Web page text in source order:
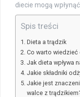
diecie mogą
Spis treści
Dieta a trądzik
Co warto wiedzieć
Jak dieta wpływa
Jakie składniki
Jakie jest
walce z